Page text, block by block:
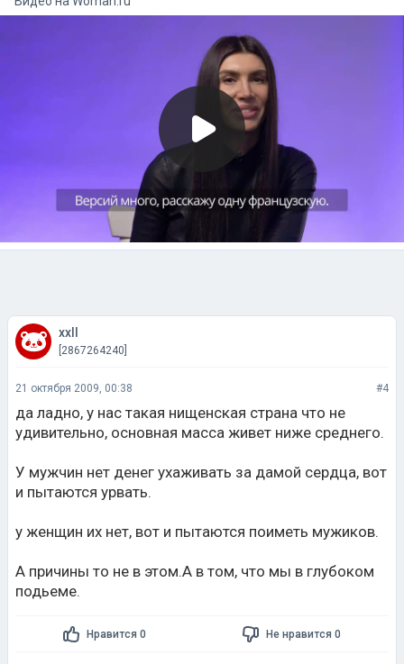
xxll
[2867264240]
21 октября 2009, 00:38 #4
да ладно, у нас такая нищенская страна что не
удивительно, основная масса живет ниже среднего.
У мужчин нет денег ухаживать за дамой сердца, вот
и пытаются урвать.
у женщин их нет, вот и пытаются поиметь мужиков.
А причины то не в этом.А в том, что мы в глубоком
подьеме.
Нравится 0 Не нравится 0